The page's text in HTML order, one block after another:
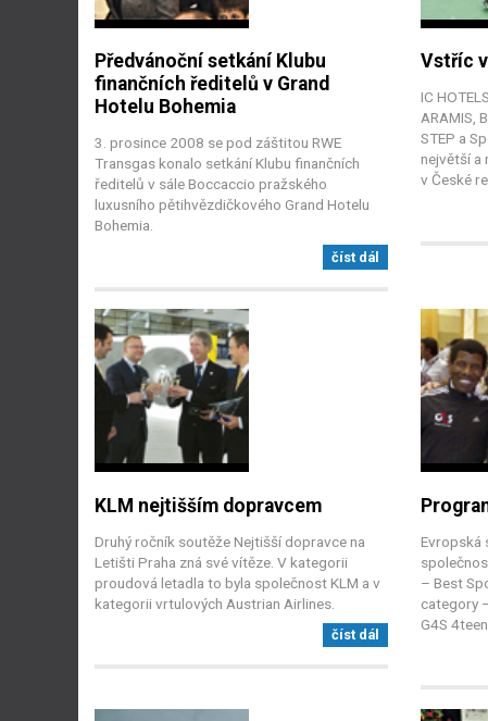
Předvánoční setkání Klubu
finančních ředitelů v Grand
Hotelu Bohemia
3. prosince 2008 se pod záštitou RWE
Transgas konalo setkání Klubu finančních
ředitelů v sále Boccaccio pražského
luxusního pětihvězdičkového Grand Hotelu
Bohemia.
číst dál
Vstříc
IC
ARAMIS,
STEP a
největší a
v České
KLM nejtišším dopravcem
Druhý ročník soutěže Nejtišší dopravce na
Letišti Praha zná své vítěze. V kategorii
proudová letadla to byla společnost KLM a v
kategorii vrtulových Austrian Airlines.
číst dál
Evropská
– Best
category
G4S 4teen.